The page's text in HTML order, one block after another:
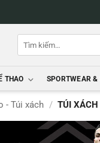
Tìm
THAO SPORTWEAR &
- Túi xách / TÚI